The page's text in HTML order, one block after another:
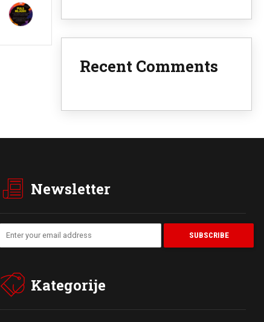
Recent Comments
Newsletter
Kategorije